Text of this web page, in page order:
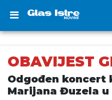
OBAVIJEST
Odgođen
Marijana Đuzela u